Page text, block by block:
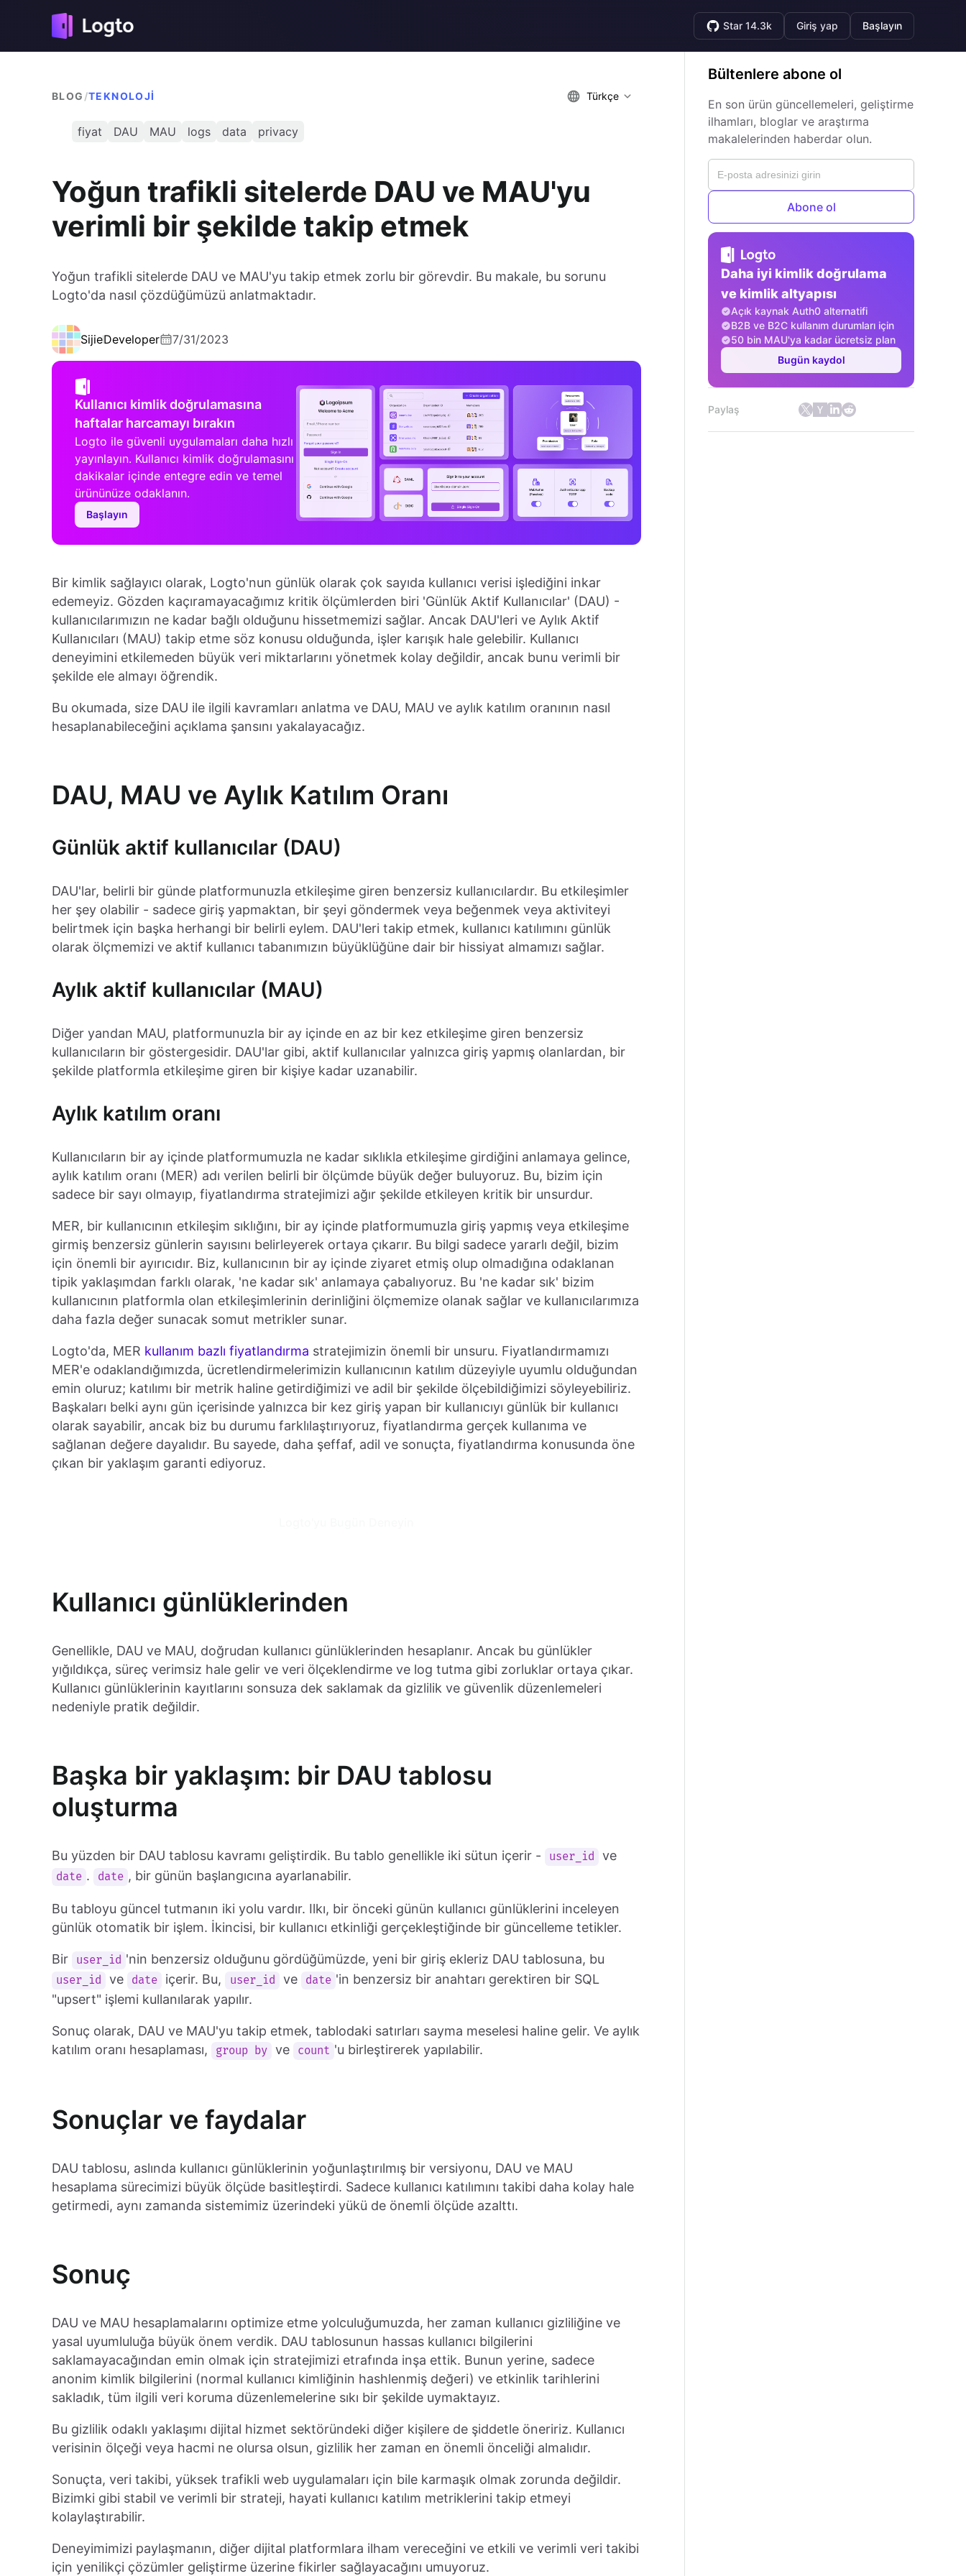
Star 14.3k Giriş yap Başlayın
BLOG /TEKNOLOJI Türkçe
fiyat DAU MAU logs data privacy
Yoğun trafikli sitelerde DAU ve MAU'yu
verimli bir şekilde takip etmek
Yoğun trafikli sitelerde DAU ve MAU'yu takip etmek zorlu bir görevdir. Bu makale, bu sorunu
Logto'da nasıl çözdüğümüzü anlatmaktadır.
SijieDeveloper 7/31/2023
Kullanıcı kimlik doğrulamasına
haftalar harcamayı bırakın
Logto ile güvenli uygulamaları daha hızlı
yayınlayın. Kullanıcı kimlik doğrulamasını
dakikalar içinde entegre edin ve temel
ürününüze odaklanın.
Başlayın
Bir kimlik sağlayıcı olarak, Logto'nun günlük olarak çok sayıda kullanıcı verisi işlediğini inkar
edemeyiz. Gözden kaçıramayacağımız kritik ölçümlerden biri 'Günlük Aktif Kullanıcılar' (DAU) -
kullanıcılarımızın ne kadar bağlı olduğunu hissetmemizi sağlar. Ancak DAU'leri ve Aylık Aktif
Kullanıcıları (MAU) takip etme söz konusu olduğunda, işler karışık hale gelebilir. Kullanıcı
deneyimini etkilemeden büyük veri miktarlarını yönetmek kolay değildir, ancak bunu verimli bir
şekilde ele almayı öğrendik.
Bu okumada, size DAU ile ilgili kavramları anlatma ve DAU, MAU ve aylık katılım oranının nasıl
hesaplanabileceğini açıklama şansını yakalayacağız.
DAU, MAU ve Aylık Katılım Oranı
Günlük aktif kullanıcılar (DAU)
DAU'lar, belirli bir günde platformunuzla etkileşime giren benzersiz kullanıcılardır. Bu etkileşimler
her şey olabilir - sadece giriş yapmaktan, bir şeyi göndermek veya beğenmek veya aktiviteyi
belirtmek için başka herhangi bir belirli eylem. DAU'leri takip etmek, kullanıcı katılımını günlük
olarak ölçmemizi ve aktif kullanıcı tabanımızın büyüklüğüne dair bir hissiyat almamızı sağlar.
Aylık aktif kullanıcılar (MAU)
Diğer yandan MAU, platformunuzla bir ay içinde en az bir kez etkileşime giren benzersiz
kullanıcıların bir göstergesidir. DAU'lar gibi, aktif kullanıcılar yalnızca giriş yapmış olanlardan, bir
şekilde platformla etkileşime giren bir kişiye kadar uzanabilir.
Aylık katılım oranı
Kullanıcıların bir ay içinde platformumuzla ne kadar sıklıkla etkileşime girdiğini anlamaya gelince,
aylık katılım oranı (MER) adı verilen belirli bir ölçümde büyük değer buluyoruz. Bu, bizim için
sadece bir sayı olmayıp, fiyatlandırma stratejimizi ağır şekilde etkileyen kritik bir unsurdur.
MER, bir kullanıcının etkileşim sıklığını, bir ay içinde platformumuzla giriş yapmış veya etkileşime
girmiş benzersiz günlerin sayısını belirleyerek ortaya çıkarır. Bu bilgi sadece yararlı değil, bizim
için önemli bir ayırıcıdır. Biz, kullanıcının bir ay içinde ziyaret etmiş olup olmadığına odaklanan
tipik yaklaşımdan farklı olarak, 'ne kadar sık' anlamaya çabalıyoruz. Bu 'ne kadar sık' bizim
kullanıcının platformla olan etkileşimlerinin derinliğini ölçmemize olanak sağlar ve kullanıcılarımıza
daha fazla değer sunacak somut metrikler sunar.
Logto'da, MER kullanım bazlı fiyatlandırma stratejimizin önemli bir unsuru. Fiyatlandırmamızı
MER'e odaklandığımızda, ücretlendirmelerimizin kullanıcının katılım düzeyiyle uyumlu olduğundan
emin oluruz; katılımı bir metrik haline getirdiğimizi ve adil bir şekilde ölçebildiğimizi söyleyebiliriz.
Başkaları belki aynı gün içerisinde yalnızca bir kez giriş yapan bir kullanıcıyı günlük bir kullanıcı
olarak sayabilir, ancak biz bu durumu farklılaştırıyoruz, fiyatlandırma gerçek kullanıma ve
sağlanan değere dayalıdır. Bu sayede, daha şeffaf, adil ve sonuçta, fiyatlandırma konusunda öne
çıkan bir yaklaşım garanti ediyoruz.
Kullanıcı günlüklerinden
Genellikle, DAU ve MAU, doğrudan kullanıcı günlüklerinden hesaplanır. Ancak bu günlükler
yığıldıkça, süreç verimsiz hale gelir ve veri ölçeklendirme ve log tutma gibi zorluklar ortaya çıkar.
Kullanıcı günlüklerinin kayıtlarını sonsuza dek saklamak da gizlilik ve güvenlik düzenlemeleri
nedeniyle pratik değildir.
Başka bir yaklaşım: bir DAU tablosu
oluşturma
Bu yüzden bir DAU tablosu kavramı geliştirdik. Bu tablo genellikle iki sütun içerir - user_id ve
date . date , bir günün başlangıcına ayarlanabilir.
Bu tabloyu güncel tutmanın iki yolu vardır. Ilkı, bir önceki günün kullanıcı günlüklerini inceleyen
günlük otomatik bir işlem. İkincisi, bir kullanıcı etkinliği gerçekleştiğinde bir güncelleme tetikler.
Bir user_id 'nin benzersiz olduğunu gördüğümüzde, yeni bir giriş ekleriz DAU tablosuna, bu
user_id ve date içerir. Bu, user_id ve date 'in benzersiz bir anahtarı gerektiren bir SQL
"upsert" işlemi kullanılarak yapılır.
Sonuç olarak, DAU ve MAU'yu takip etmek, tablodaki satırları sayma meselesi haline gelir. Ve aylık
katılım oranı hesaplaması,
group by ve count 'u birleştirerek yapılabilir.
Sonuçlar ve faydalar
DAU tablosu, aslında kullanıcı günlüklerinin yoğunlaştırılmış bir versiyonu, DAU ve MAU
hesaplama sürecimizi büyük ölçüde basitleştirdi. Sadece kullanıcı katılımını takibi daha kolay hale
getirmedi, aynı zamanda sistemimiz üzerindeki yükü de önemli ölçüde azalttı.
Sonuç
DAU ve MAU hesaplamalarını optimize etme yolculuğumuzda, her zaman kullanıcı gizliliğine ve
yasal uyumluluğa büyük önem verdik. DAU tablosunun hassas kullanıcı bilgilerini
saklamayacağından emin olmak için stratejimizi etrafında inşa ettik. Bunun yerine, sadece
anonim kimlik bilgilerini (normal kullanıcı kimliğinin hashlenmiş değeri) ve etkinlik tarihlerini
sakladık, tüm ilgili veri koruma düzenlemelerine sıkı bir şekilde uymaktayız.
Bu gizlilik odaklı yaklaşımı dijital hizmet sektöründeki diğer kişilere de şiddetle öneririz. Kullanıcı
verisinin ölçeği veya hacmi ne olursa olsun, gizlilik her zaman en önemli önceliği almalıdır.
Sonuçta, veri takibi, yüksek trafikli web uygulamaları için bile karmaşık olmak zorunda değildir.
Bizimki gibi stabil ve verimli bir strateji, hayati kullanıcı katılım metriklerini takip etmeyi
kolaylaştırabilir.
Deneyimimizi paylaşmanın, diğer dijital platformlara ilham vereceğini ve etkili ve verimli veri takibi
için yenilikçi çözümler geliştirme üzerine fikirler sağlayacağını umuyoruz.
Bültenlere abone ol
En son ürün güncellemeleri, geliştirme
ilhamları, bloglar ve araştırma
makalelerinden haberdar olun.
Abone ol
Daha iyi kimlik doğrulama
ve kimlik altyapısı
Açık kaynak Auth0 alternatifi
B2B ve B2C kullanım durumları için
50 bin MAU'ya kadar ücretsiz plan
Bugün kaydol
Paylaş